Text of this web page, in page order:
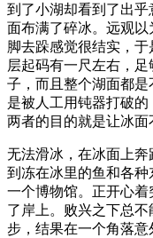
到了小湖却看到了出
面布满了碎冰。远观
脚去跺感觉很结实，
层起码有一尺左右，
子，而且整个湖面都
是被人工用钝器打破的
两者的目的就是让冰面
无法滑冰，在冰面上
到冻在冰里的鱼和各
一个博物馆。正开心着
了岸上。败兴之下总
步，结果在一个角落